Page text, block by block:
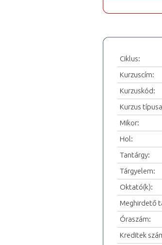
Ciklus:
Kurzuscím:
Kurzuskód:
Kurzus
Mikor:
Hol:
Tantárgy:
Tárgyelem:
Oktató(k):
Meghirdető
Óraszám:
Kreditek